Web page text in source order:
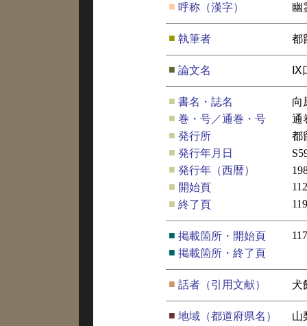
■ 呼称（漢字） 幽
■ 執筆者 都
■ 論文名 Ⅸ
■ 書名・誌名
向
■ 巻・号／通巻・号
通
■ 発行所
都
■ 発行年月日
■ 発行年（西暦）
■ 開始頁
112
■ 終了頁 119
■ 掲載箇所・開始頁
117
■ 掲載箇所・終了頁
■ 話者（引用文献） 犬
■ 地域（都道府県名）
山